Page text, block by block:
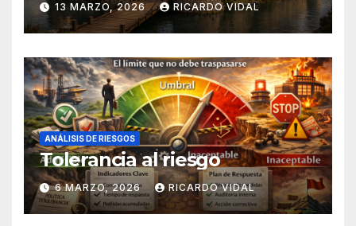
13 MARZO, 2026 RICARDO VIDAL
ANÁLISIS DE RIESGOS
Tolerancia al riesgo
6 MARZO, 2026 RICARDO VIDAL